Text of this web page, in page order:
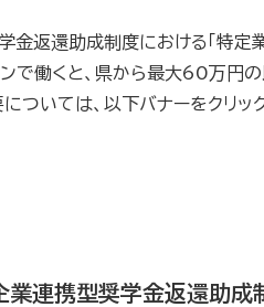
金返還助成制度における「特定
で働くと、県から最大60万円の
ついては、以下バナーをクリッ
業連携型奨学金返還助成